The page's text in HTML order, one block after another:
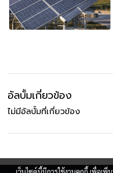
อัลบั้มเกี่ยวข้อง
ไม่มีอัลบั้มที่เกี่ยวข้อง